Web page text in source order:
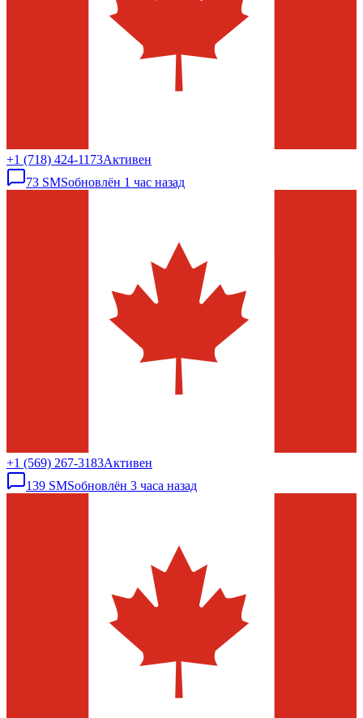
+1 (718) 424-1173Активен
73 SMSобновлён 1 час назад
+1 (569) 267-3183Активен
139 SMSобновлён 3 часа назад